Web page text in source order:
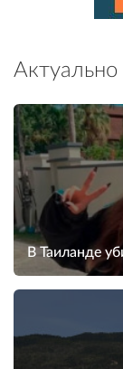
Актуально
В Таиланде